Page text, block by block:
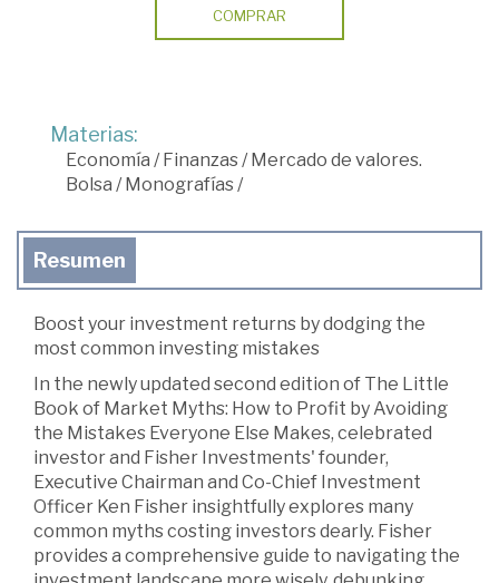
COMPRAR
Materias:
Economía /Finanzas /Mercado de valores.
Bolsa /Monografías /
Resumen
Boost your investment returns by dodging the
most common investing mistakes
In the newly updated second edition of The Little
Book of Market Myths: How to Profit by Avoiding
the Mistakes Everyone Else Makes, celebrated
investor and Fisher Investments' founder,
Executive Chairman and Co-Chief Investment
Officer Ken Fisher insightfully explores many
common myths costing investors dearly. Fisher
provides a comprehensive guide to navigating the